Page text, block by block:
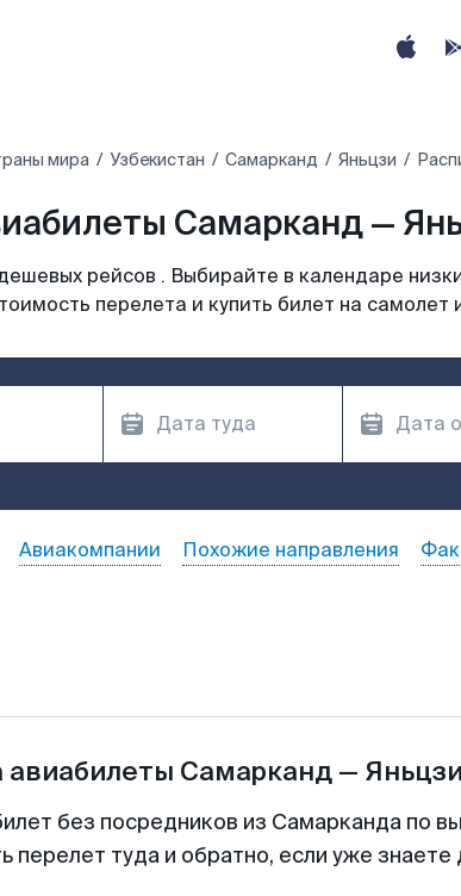
мира Узбекистан Самарканд Яньцзи
Самарканд —
рейсов . Выбирайте в календаре
перелета и купить билет на
Авиакомпании Похожие направления
авиабилеты Самарканд — Яньцзи
без посредников из Самарканда по
перелет туда и обратно, если уже